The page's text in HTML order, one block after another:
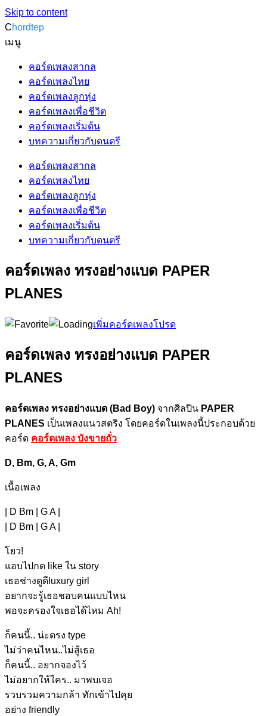
Skip to content
Chordtep
เมนู
คอร์ดเพลงสากล
คอร์ดเพลงไทย
คอร์ดเพลงลูกทุ่ง
คอร์ดเพลงเพื่อชีวิต
คอร์ดเพลงเริ่มต้น
บทความเกี่ยวกับดนตรี
คอร์ดเพลงสากล
คอร์ดเพลงไทย
คอร์ดเพลงลูกทุ่ง
คอร์ดเพลงเพื่อชีวิต
คอร์ดเพลงเริ่มต้น
บทความเกี่ยวกับดนตรี
คอร์ดเพลง ทรงอย่างแบด PAPER
PLANES
เพิ่มคอร์ดเพลงโปรด
คอร์ดเพลง ทรงอย่างแบด PAPER
PLANES
คอร์ดเพลง ทรงอย่างแบด (Bad Boy) จากศิลปิน PAPER
PLANES เป็นเพลงแนวสตริง โดยคอร์ดในเพลงนี้ประกอบด้วย
คอร์ด คอร์ดเพลง บังขายถั่ว
D, Bm, G, A, Gm
เนื้อเพลง
| D Bm | G A |
| D Bm | G A |
โยว!
แอบไปกด like ใน story
เธอช่างดูดี luxury girl
อยากจะรู้เธอชอบคนแบบไหน
พอจะครองใจเธอได้ไหม Ah!
ก็คนนี้.. น่ะตรง type
ไม่ว่าคนไหน..ไม่สู้เธอ
ก็คนนี้.. อยากจองไว้
ไม่อยากให้ใคร.. มาพบเจอ
รวบรวมความกล้า ทักเข้าไปคุย
อย่าง friendl y